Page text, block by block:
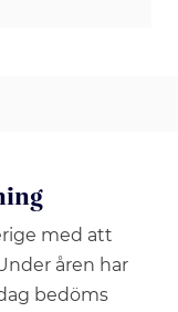
med att
åren har
bedöms